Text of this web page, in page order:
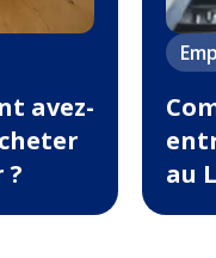
avez-
?
au